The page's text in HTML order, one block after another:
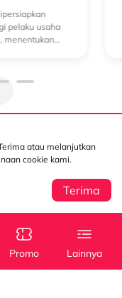
atau melanjutkan
cookie kami.
Terima
Promo Lainnya